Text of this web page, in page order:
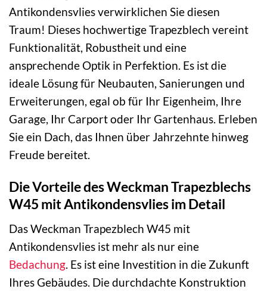
Antikondensvlies verwirklichen Sie diesen
Traum! Dieses hochwertige Trapezblech vereint
Funktionalität, Robustheit und eine
ansprechende Optik in Perfektion. Es ist die
ideale Lösung für Neubauten, Sanierungen und
Erweiterungen, egal ob für Ihr Eigenheim, Ihre
Garage, Ihr Carport oder Ihr Gartenhaus. Erleben
Sie ein Dach, das Ihnen über Jahrzehnte hinweg
Freude bereitet.
Die Vorteile des Weckman Trapezblechs
W45 mit Antikondensvlies im Detail
Das Weckman Trapezblech W45 mit
Antikondensvlies ist mehr als nur eine
Bedachung. Es ist eine Investition in die Zukunft
Ihres Gebäudes. Die durchdachte Konstruktion